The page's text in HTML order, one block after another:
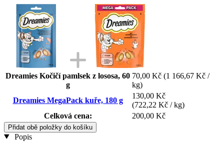
Dreamies Kočičí pamlsek z lososa, 60
g
70,00 Kč (1 166,67 Kč /
kg)
Dreamies MegaPack kuře, 180 g
130,00 Kč
(722,22 Kč / kg)
Celková cena:
200,00 Kč
Přidat obě položky do košíku
Popis